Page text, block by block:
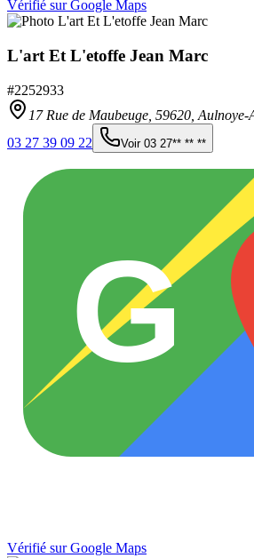
Vérifié sur Google Maps
L'art Et L'etoffe Jean Marc
#2252933
17 Rue de Maubeuge, 59620 Aulnoye-
03 27 39 09 22
Voir 03 27** ** **
G
Vérifié sur Google Maps